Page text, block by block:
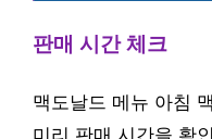
판매 시간 체크
맥도날드 메뉴 아침